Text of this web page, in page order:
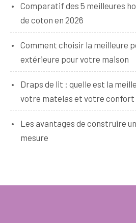
Comparatif des 5 meilleures
de coton en 2026
Comment choisir la meilleure
extérieure pour votre maison
Draps de lit : quelle est la
votre matelas et votre confort
Les avantages de construire
mesure